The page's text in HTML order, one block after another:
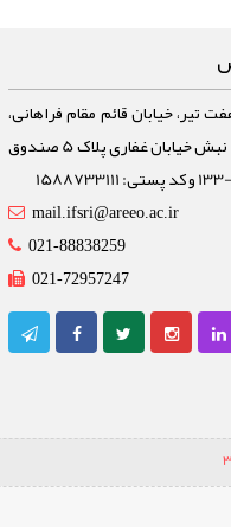
تیر، خیابان قائم مقام فراهانی،
خیابان مشاهیر، نبش خیابان غفاری پلاک 5 صندوق
mail.ifsri@areeo.ac.ir
021-88838259
021-72957247